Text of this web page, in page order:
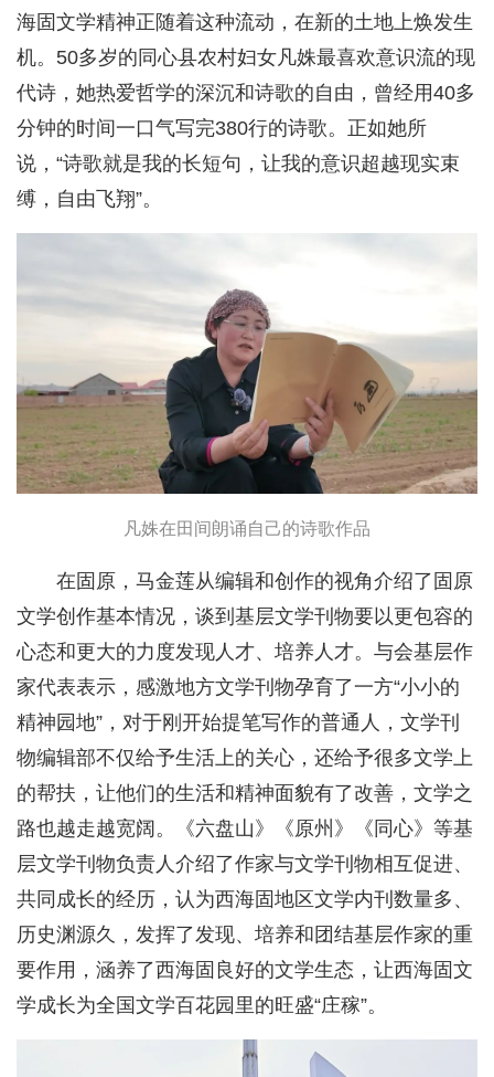
海固文学精神正随着这种流动，在新的土地上焕发生
机。50多岁的同心县农村妇女凡姝最喜欢意识流的现
代诗，她热爱哲学的深沉和诗歌的自由，曾经用40多
分钟的时间一口气写完380行的诗歌。正如她所
说，“诗歌就是我的长短句，让我的意识超越现实束
缚，自由飞翔”。
凡姝在田间朗诵自己的诗歌作品
在固原，马金莲从编辑和创作的视角介绍了固原
文学创作基本情况，谈到基层文学刊物要以更包容的
心态和更大的力度发现人才、培养人才。与会基层作
家代表表示，感激地方文学刊物孕育了一方“小小的
精神园地”，对于刚开始提笔写作的普通人，文学刊
物编辑部不仅给予生活上的关心，还给予很多文学上
的帮扶，让他们的生活和精神面貌有了改善，文学之
路也越走越宽阔。《六盘山》《原州》《同心》等基
层文学刊物负责人介绍了作家与文学刊物相互促进、
共同成长的经历，认为西海固地区文学内刊数量多、
历史渊源久，发挥了发现、培养和团结基层作家的重
要作用，涵养了西海固良好的文学生态，让西海固文
学成长为全国文学百花园里的旺盛“庄稼”。